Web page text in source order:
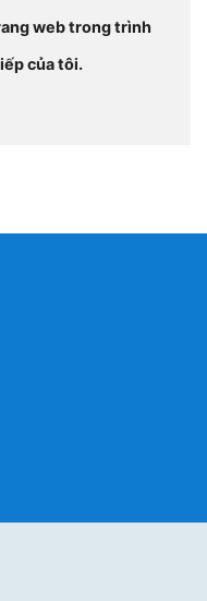
web trong trình
của tôi.